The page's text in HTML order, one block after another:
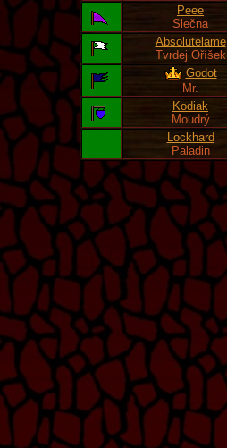
Peee
Slečna
Absolutelame
Tvrdej Oříšek
Godot
Mr.
Kodiak
Moudrý
Lockhard
Paladin